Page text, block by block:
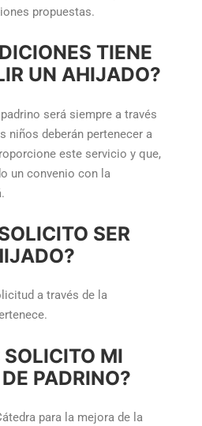
propuestas.
TIENE
UN AHIJADO?
será siempre a través
niños deberán pertenecer a
este servicio y que,
un convenio con la
SER
a través de la
MI
PADRINO?
para la mejora de la